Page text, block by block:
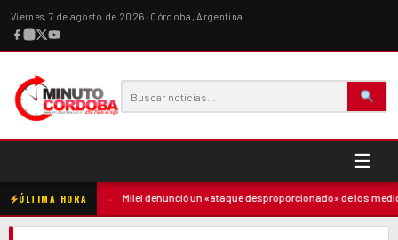
Viernes, 7 de agosto de 2026 · Córdoba, Argentina
☰
ÚLTIMA HORA
contra la madre Milei denunció un «ataque desproporcionado» de los